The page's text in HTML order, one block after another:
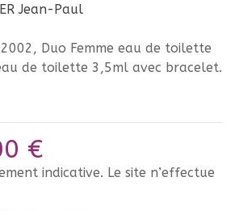
Jean-Paul
Duo Femme eau de toilette
de toilette 3,5ml avec bracelet.
€
indicative. Le site n’effectue